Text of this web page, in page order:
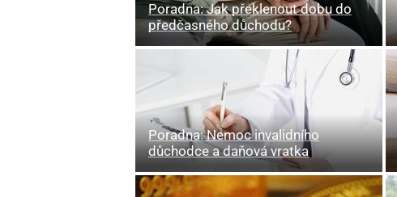
Poradna: Jak překlenout dobu do
předčasného důchodu?
Poradna: Nemoc invalidního
důchodce a daňová vratka